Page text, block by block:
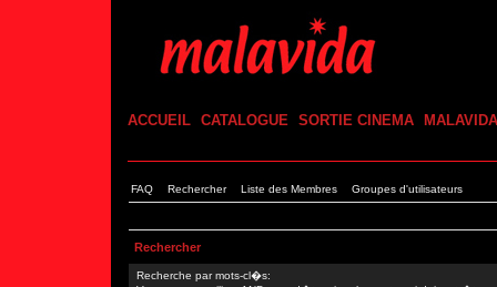
ACCUEIL CATALOGUE SORTIE CINEMA MALAVIDA
FAQ Rechercher Liste des Membres Groupes d'utilisateurs
Rechercher
Recherche par mots-cl�s: